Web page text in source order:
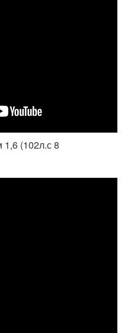
(102л.с 8